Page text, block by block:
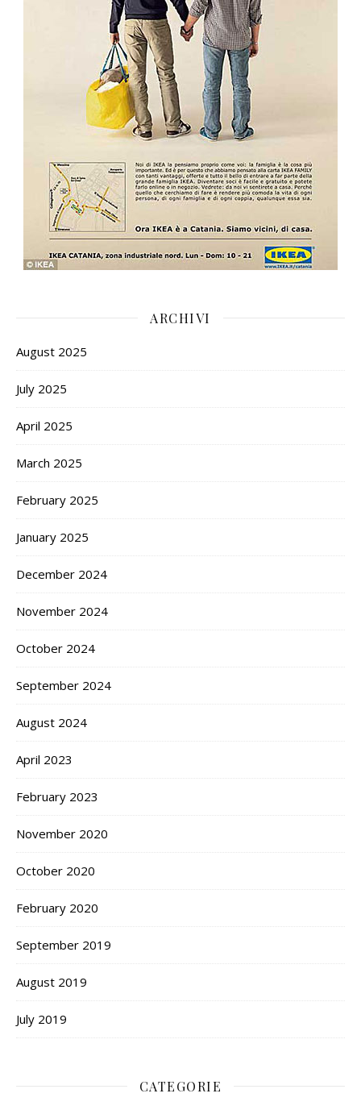
ARCHIVI
August 2025
July 2025
April 2025
March 2025
February 2025
January 2025
December 2024
November 2024
October 2024
September 2024
August 2024
April 2023
February 2023
November 2020
October 2020
February 2020
September 2019
August 2019
July 2019
CATEGORIE